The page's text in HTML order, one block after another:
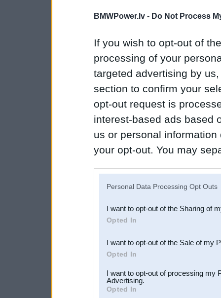
BMWPower.lv - Do Not Process
If you wish to opt-out of
processing of your
targeted advertising by
section to confirm your
opt-out request is
interest-based ads based
us or personal
your opt-out. You may
Downstream Participants
third parties.
Personal Data Processing Opt Outs
I want to opt-out of the Sharing of
Opted In
I want to opt-out of the Sale of my
Opted In
I want to opt-out of processing my
Advertising.
Opted In